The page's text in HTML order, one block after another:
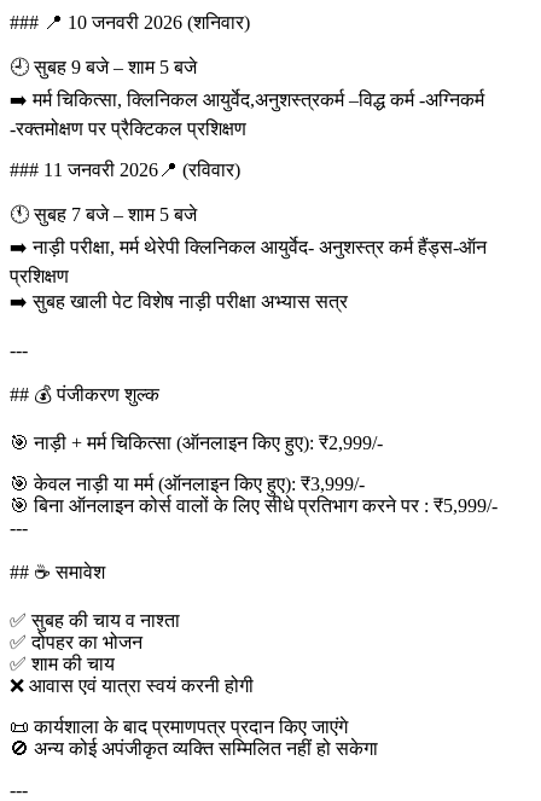
### 📍 10 जनवरी 2026 (शनिवार)
🕘 सुबह 9 बजे – शाम 5 बजे
➡️ मर्म चिकित्सा, क्लिनिकल आयुर्वेद,अनुशस्त्रकर्म –विद्ध कर्म -अग्निकर्म
-रक्तमोक्षण पर प्रैक्टिकल प्रशिक्षण
### 11 जनवरी 2026📍 (रविवार)
🕚 सुबह 7 बजे – शाम 5 बजे
➡️ नाड़ी परीक्षा, मर्म थेरेपी क्लिनिकल आयुर्वेद- अनुशस्त्र कर्म हैंड्स-ऑन
प्रशिक्षण
➡️ सुबह खाली पेट विशेष नाड़ी परीक्षा अभ्यास सत्र
---
## 💰 पंजीकरण शुल्क
🎯 नाड़ी + मर्म चिकित्सा (ऑनलाइन किए हुए): ₹2,999/-
🎯 केवल नाड़ी या मर्म (ऑनलाइन किए हुए): ₹3,999/-
🎯 बिना ऑनलाइन कोर्स वालों के लिए सीधे प्रतिभाग करने पर : ₹5,999/-
---
## ☕ समावेश
✅ सुबह की चाय व नाश्ता
✅ दोपहर का भोजन
✅ शाम की चाय
❌ आवास एवं यात्रा स्वयं करनी होगी
📜 कार्यशाला के बाद प्रमाणपत्र प्रदान किए जाएंगे
🚫 अन्य कोई अपंजीकृत व्यक्ति सम्मिलित नहीं हो सकेगा
---